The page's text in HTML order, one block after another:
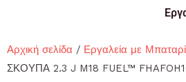
Αρχική σελίδα / Εργαλεία με
ΣΚΟΥΠΑ 2.3 J M18 FUEL™